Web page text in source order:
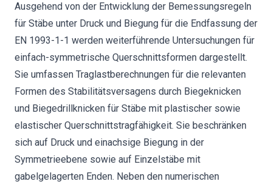
Ausgehend von der Entwicklung der Bemessungsregeln
für Stäbe unter Druck und Biegung für die Endfassung der
EN 1993-1-1 werden weiterführende Untersuchungen für
einfach-symmetrische Querschnittsformen dargestellt.
Sie umfassen Traglastberechnungen für die relevanten
Formen des Stabilitätsversagens durch Biegeknicken
und Biegedrillknicken für Stäbe mit plastischer sowie
elastischer Querschnittstragfähigkeit. Sie beschränken
sich auf Druck und einachsige Biegung in der
Symmetrieebene sowie auf Einzelstäbe mit
gabelgelagerten Enden. Neben den numerischen